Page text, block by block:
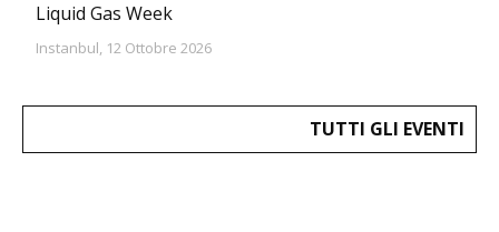
Liquid Gas Week
Instanbul, 12 Ottobre 2026
TUTTI GLI EVENTI